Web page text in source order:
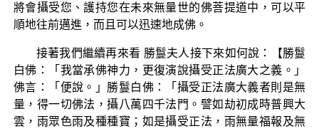
將會攝受您、護持您在未來無量世的佛菩提道中，可以平
順地往前邁進，而且可以迅速地成佛。
接著我們繼續再來看 勝鬘夫人接下來如何說：【勝鬘
白佛：「我當承佛神力，更復演說攝受正法廣大之義。」
佛言：「便說。」勝鬘白佛：「攝受正法廣大義者則是無
量，得一切佛法，攝八萬四千法門。譬如劫初成時普興大
雲，雨眾色雨及種種寶；如是攝受正法，雨無量福報及無